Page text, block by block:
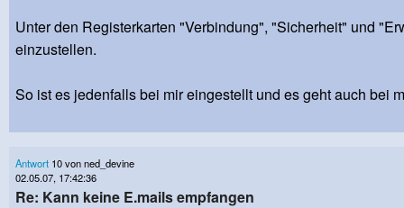
Unter den Registerkarten "Verbindung", "Sicherheit" und
einzustellen.
So ist es jedenfalls bei mir eingestellt und es geht auch bei
Antwort 10 von ned_devine
02.05.07, 17:42:36
Re: Kann keine E.mails empfangen